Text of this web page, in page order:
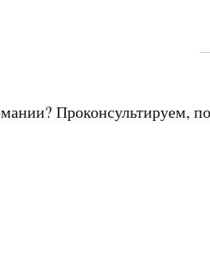
Проконсультируем,